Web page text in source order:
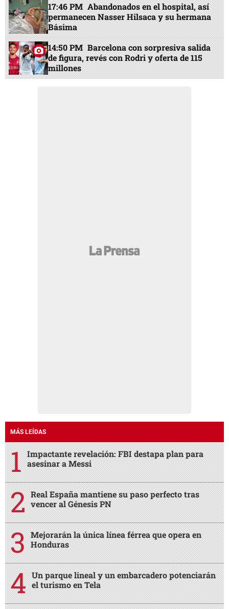
17:46 PM Abandonados en el hospital, así
permanecen Nasser Hilsaca y su hermana
Básima
14:50 PM Barcelona con sorpresiva salida
de figura, revés con Rodri y oferta de 115
millones
MÁS LEÍDAS
Impactante revelación: FBI destapa plan para
asesinar a Messi
Real España mantiene su paso perfecto tras
vencer al Génesis PN
Mejorarán la única línea férrea que opera en
Honduras
Un parque lineal y un embarcadero potenciarán
el turismo en Tela